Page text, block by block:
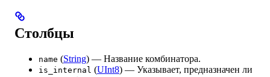
Столбцы
name (String) — Название комбинатора.
is_internal (UInt8) — Указывает, предназначен ли